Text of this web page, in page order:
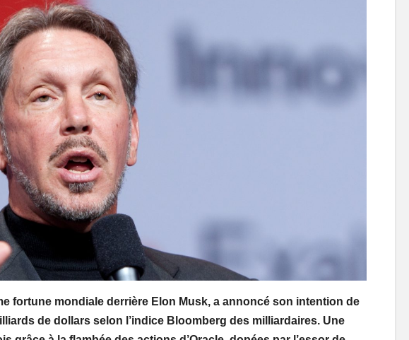
fortune mondiale derrière Elon Musk, a annoncé son intention de
de dollars selon l’indice Bloomberg des milliardaires. Une